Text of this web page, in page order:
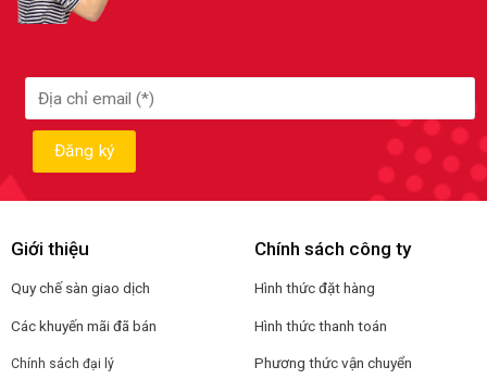
Giới thiệu
Quy chế sàn giao dịch
Các khuyến mãi đã bán
Chính sách đại lý
Chính sách công ty
Hình thức đặt hàng
Hình thức thanh toán
Phương thức vận chuyển